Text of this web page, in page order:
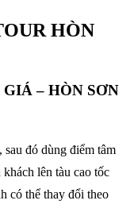
HÒN
– HÒN SƠN
đó dùng điểm tâm
lên tàu cao tốc
có thể thay đổi theo